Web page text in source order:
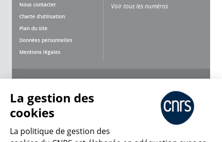
Nous contacter
Charte d'utilisation
Plan du site
Données personnelles
Mentions légales
Voir tous les numéros
La gestion des
cookies
La politique de gestion des